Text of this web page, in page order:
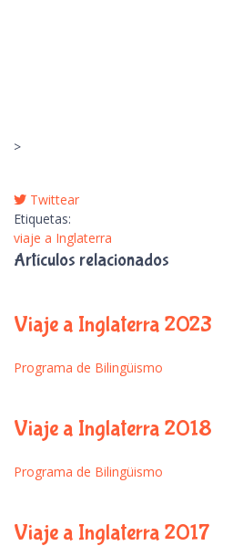
>
Twittear
pinterest
Etiquetas:
viaje a Inglaterra
Artículos relacionados
Viaje a Inglaterra 2023
Programa de Bilingüismo
Viaje a Inglaterra 2018
Programa de Bilingüismo
Viaje a Inglaterra 2017